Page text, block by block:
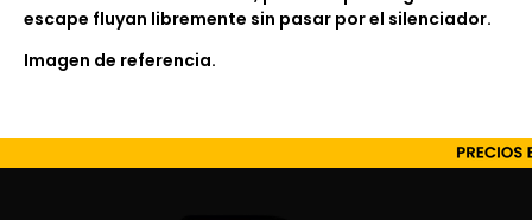
escape fluyan libremente sin pasar por el silenciador.
Imagen de referencia.